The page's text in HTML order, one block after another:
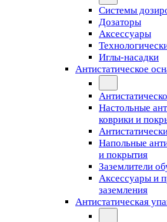
Системы
Дозаторы
Аксессуары
Иглы-насадки
Антистатическое
Настольные
коврики и
Напольные
и покрытия
Заземлители
Аксессуары и
заземления
Антистатическая